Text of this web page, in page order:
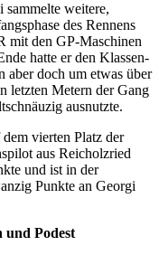
sammelte weitere,
des Rennens
mit den GP-Maschinen
hatte er den Klassen-
aber doch um etwas über
letzten Metern der Gang
ausnutzte.
vierten Platz der
aus Reicholzried
und ist in der
Punkte an Georgi
und Podest